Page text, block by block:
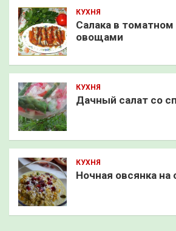
КУХНЯ
Салака в томатном
овощами
КУХНЯ
Дачный салат со
КУХНЯ
Ночная овсянка